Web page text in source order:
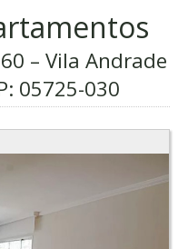
– Vila Andrade
05725-030